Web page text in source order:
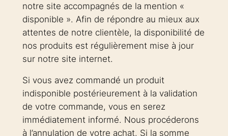
notre site accompagnés de la mention «
disponible ». Afin de répondre au mieux aux
attentes de notre clientèle, la disponibilité de
nos produits est régulièrement mise à jour
sur notre site internet.
Si vous avez commandé un produit
indisponible postérieurement à la validation
de votre commande, vous en serez
immédiatement informé. Nous procéderons
à l’annulation de votre achat. Si la somme